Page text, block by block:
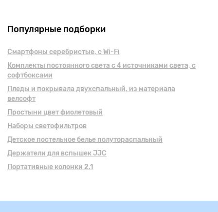
Популярные подборки
Смартфоны серебристые, с Wi-Fi
Комплекты постоянного света с 4 источниками света, с
софтбоксами
Пледы и покрывала двухспальный, из материала
велсофт
Простыни цвет фиолетовый
Наборы светофильтров
Детское постельное белье полутораспальный
Держатели для вспышек JJC
Портативные колонки 2.1